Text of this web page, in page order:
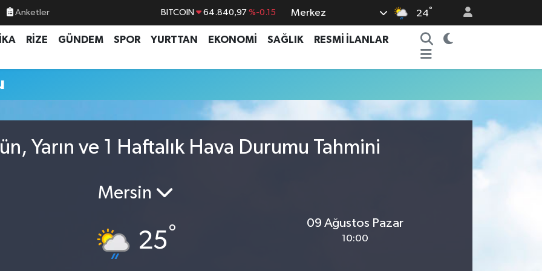
Anketler BITCOIN 64.840,97 %-0.15
DOLAR 47,7436 %0.18
GRAM ALTIN 6660.55 %0
BİST100 13.779 %-14
Merkez 24°
RİZE GÜNDEM SPOR YURTTAN EKONOMİ SAĞLIK
RESMİ İLANLAR
Yarın ve 1 Haftalık Hava Durumu Tahmini
Mersin
25°
09 Ağustos Pazar
10:00